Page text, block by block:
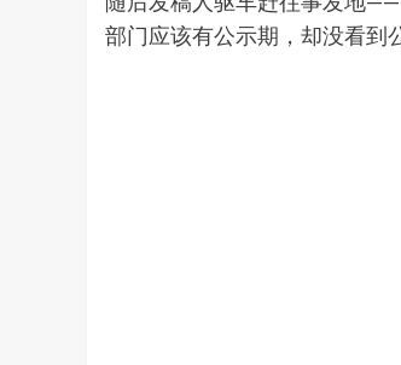
部门应该有公示期，却没看到